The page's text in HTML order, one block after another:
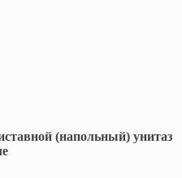
(напольный) унитаз